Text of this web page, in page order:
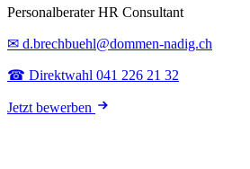
Personalberater HR Consultant
✉ d.brechbuehl@dommen-nadig.ch
☎ Direktwahl 041 226 21 32
Jetzt bewerben